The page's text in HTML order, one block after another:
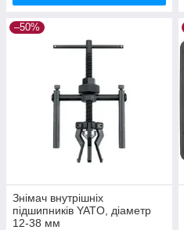
–50%
Знімач внутрішніх
підшипників YATO, діаметр
12-38 мм